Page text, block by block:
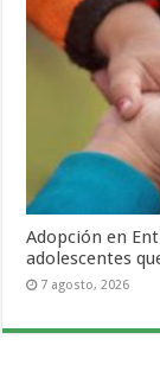
Adopción en
adolescentes
7 agosto, 2026